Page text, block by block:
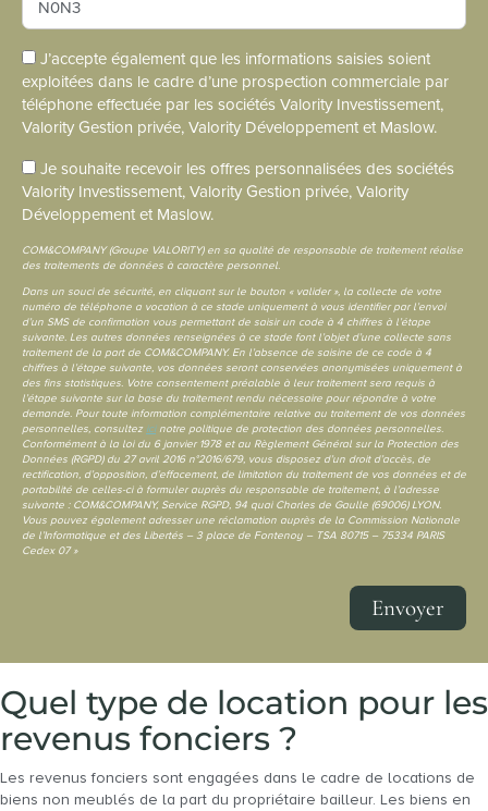
J’accepte également que les informations saisies soient
exploitées dans le cadre d’une prospection commerciale par
téléphone effectuée par les sociétés Valority Investissement,
Valority Gestion privée, Valority Développement et Maslow.
Je souhaite recevoir les offres personnalisées des sociétés
Valority Investissement, Valority Gestion privée, Valority
Développement et Maslow.
COM&COMPANY (Groupe VALORITY) en sa qualité de responsable de traitement réalise
des traitements de données à caractère personnel.
Dans un souci de sécurité, en cliquant sur le bouton « valider », la collecte de votre
numéro de téléphone a vocation à ce stade uniquement à vous identifier par l’envoi
d’un SMS de confirmation vous permettant de saisir un code à 4 chiffres à l’étape
suivante. Les autres données renseignées à ce stade font l’objet d’une collecte sans
traitement de la part de COM&COMPANY. En l’absence de saisine de ce code à 4
chiffres à l’étape suivante, vos données seront conservées anonymisées uniquement à
des fins statistiques. Votre consentement préalable à leur traitement sera requis à
l’étape suivante sur la base du traitement rendu nécessaire pour répondre à votre
demande. Pour toute information complémentaire relative au traitement de vos données
personnelles, consultez icinotre politique de protection des données personnelles.
Conformément à la loi du 6 janvier 1978 et au Règlement Général sur la Protection des
Données (RGPD) du 27 avril 2016 n°2016/679, vous disposez d’un droit d’accès, de
rectification, d’opposition, d’effacement, de limitation du traitement de vos données et de
portabilité de celles-ci à formuler auprès du responsable de traitement, à l’adresse
suivante : COM&COMPANY, Service RGPD, 94 quai Charles de Gaulle (69006) LYON.
Vous pouvez également adresser une réclamation auprès de la Commission Nationale
de l’Informatique et des Libertés – 3 place de Fontenoy – TSA 80715 – 75334 PARIS
Cedex 07 »
Envoyer
Quel type de location pour les
revenus fonciers ?
Les revenus fonciers sont engagées dans le cadre de locations de
biens non meublés de la part du propriétaire bailleur. Les biens en